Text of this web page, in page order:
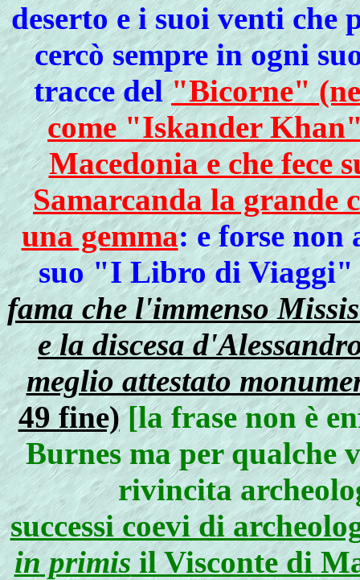
deserto e i suoi venti
cercò sempre in ogni
tracce del"Bicorne"
come "Iskander
Macedonia e che fece
Samarcanda la grande
una gemma: e forse non
suo "I Libro di Viaggi"
fama che l'immenso
e la discesa
meglio attestato
49 fine) [la frase non è
Burnes ma per qualche
rivincita
successi coevi di
in primis il Visconte di